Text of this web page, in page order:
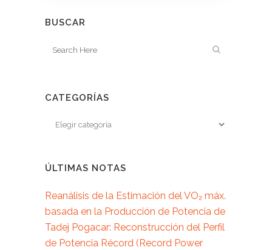
BUSCAR
CATEGORÍAS
ÚLTIMAS NOTAS
Reanálisis de la Estimación del VO₂ máx.
basada en la Producción de Potencia de
Tadej Pogacar: Reconstrucción del Perfil
de Potencia Récord (Record Power